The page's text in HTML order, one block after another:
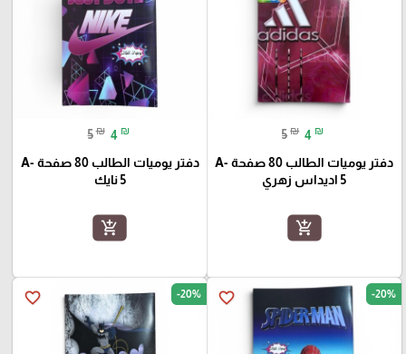
5 ₪ 4 ₪
دفتر يوميات الطالب 80 صفحة A-
5 اديداس زهري
add_shopping_cart
5 ₪ 4 ₪
دفتر يوميات الطالب 80 صفحة A-
5 نايك
add_shopping_cart
favorite_border -20%
favorite_border -20%